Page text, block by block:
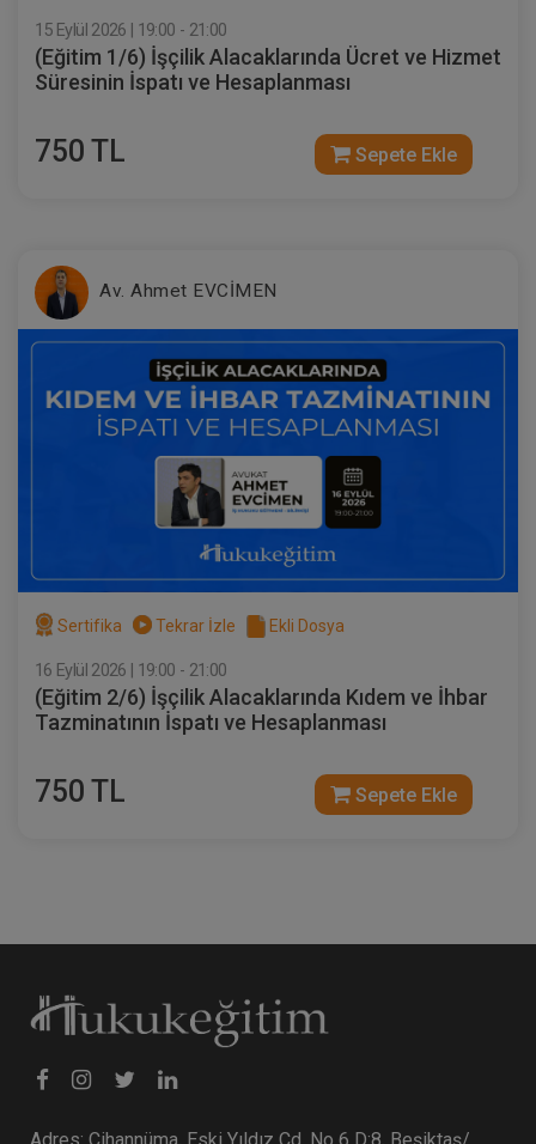
300 TL
Müvekkille Görüşme Video Eğitimi
300 TL Sepete Ekle
300 TL Sepete Ekle
15 Eylül 2026 | 19:00 - 21:00
(Eğitim 1/6) İşçilik Alacaklarında Ücret ve Hizmet
Süresinin İspatı ve Hesaplanması
750 TL Sepete Ekle
Av. Ahmet EVCİMEN
Sertifika Tekrar İzle Ekli Dosya
16 Eylül 2026 | 19:00 - 21:00
(Eğitim 2/6) İşçilik Alacaklarında Kıdem ve İhbar
Tazminatının İspatı ve Hesaplanması
750 TL Sepete Ekle